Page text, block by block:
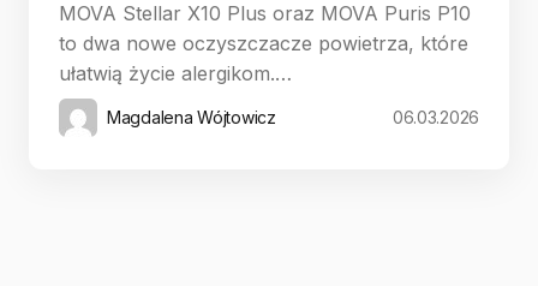
MOVA Stellar X10 Plus oraz MOVA Puris P10
to dwa nowe oczyszczacze powietrza, które
ułatwią życie alergikom.…
Magdalena Wójtowicz 06.03.2026